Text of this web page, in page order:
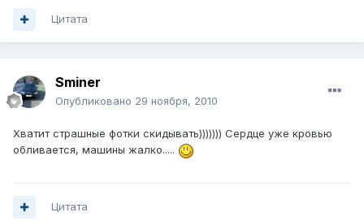
Цитата
Sminer
Опубликовано 29 ноября, 2010
Хватит страшные фотки скидывать))))))) Сердце уже кровью
обливается, машины жалко.....
Цитата